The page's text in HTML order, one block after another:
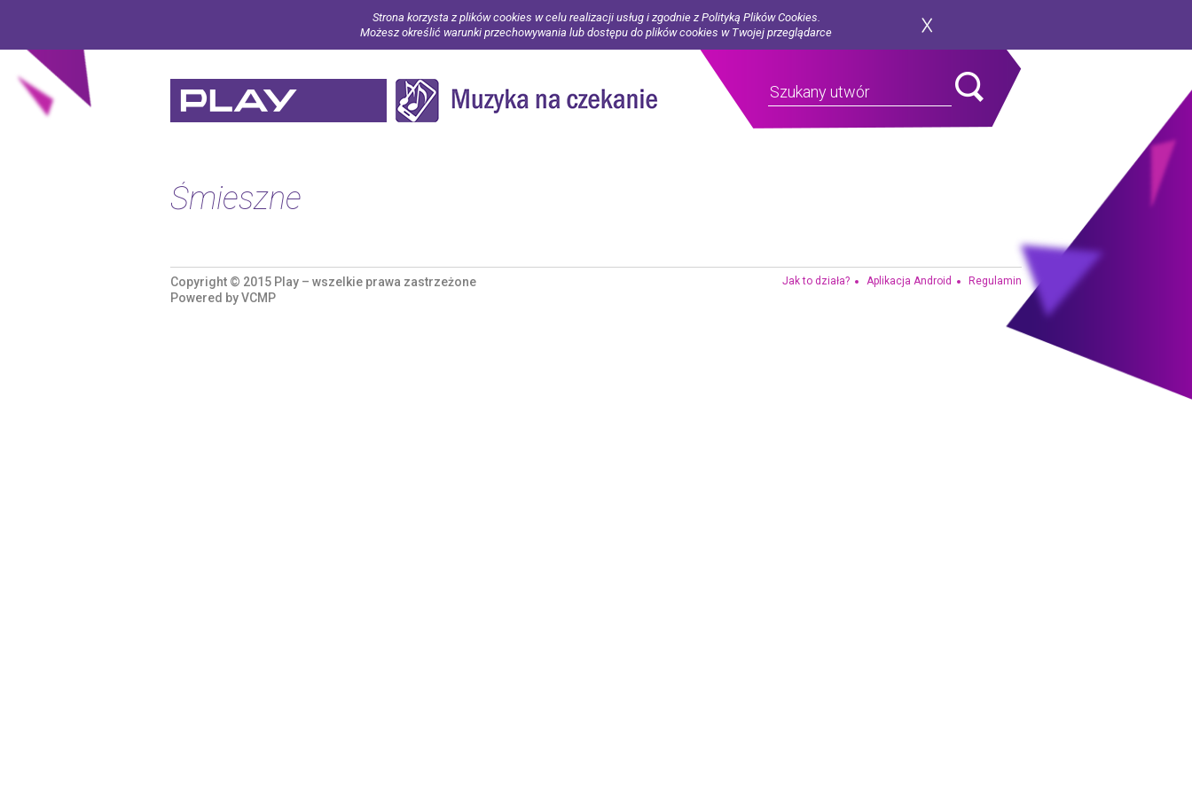
Strona korzysta z plików cookies w celu realizacji usług i zgodnie z Polityką Plików Cookies.
Możesz określić warunki przechowywania lub dostępu do plików cookies w Twojej przeglądarce
Śmieszne
Copyright © 2015 Play – wszelkie prawa zastrzeżone
Powered byVCMP
Jak to działa? Aplikacja Android Regulamin